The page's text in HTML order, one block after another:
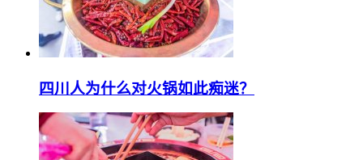
四川人为什么对火锅如此痴迷？